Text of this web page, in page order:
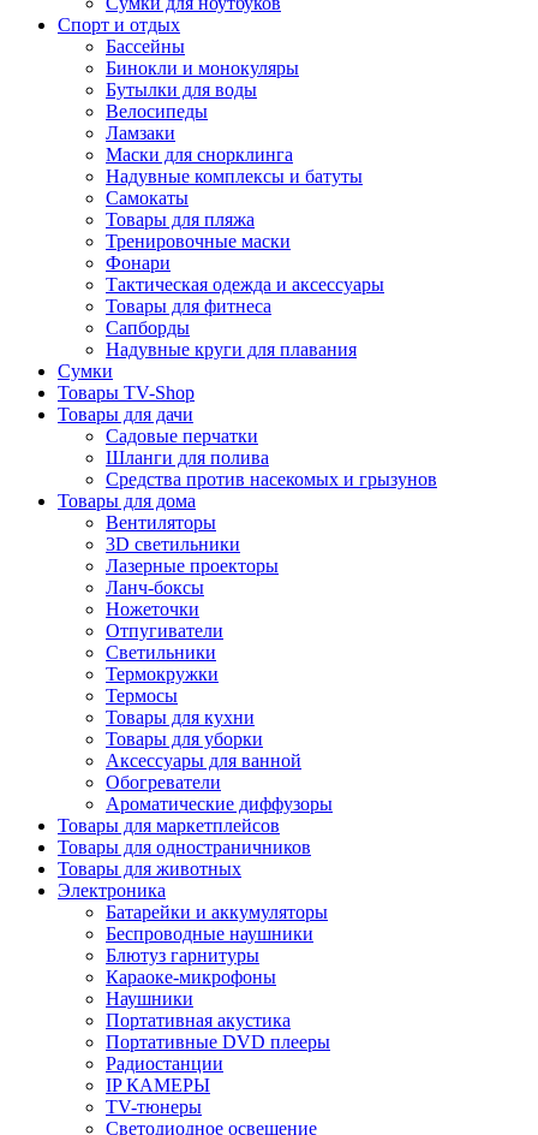
Спорт и отдых
Бассейны
Бинокли и монокуляры
Бутылки для воды
Велосипеды
Ламзаки
Маски для снорклинга
Надувные комплексы и батуты
Самокаты
Товары для пляжа
Тренировочные маски
Фонари
Тактическая одежда и аксессуары
Товары для фитнеса
Сапборды
Надувные круги для плавания
Сумки
Товары TV-Shop
Товары для дачи
Садовые перчатки
Шланги для полива
Средства против насекомых и грызунов
Товары для дома
Вентиляторы
3D светильники
Лазерные проекторы
Ланч-боксы
Ножеточки
Отпугиватели
Светильники
Термокружки
Термосы
Товары для кухни
Товары для уборки
Аксессуары для ванной
Обогреватели
Ароматические диффузоры
Товары для маркетплейсов
Товары для одностраничников
Товары для животных
Электроника
Батарейки и аккумуляторы
Беспроводные наушники
Блютуз гарнитуры
Караоке-микрофоны
Наушники
Портативная акустика
Портативные DVD плееры
Радиостанции
IP КАМЕРЫ
TV-тюнеры
Светодиодное освещение